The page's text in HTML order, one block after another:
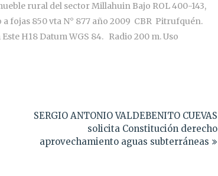
rural del sector Millahuin Bajo ROL 400-143,
fojas 850 vta N° 877 año 2009 CBR Pitrufquén.
H18 Datum WGS 84. Radio 200 m. Uso
SERGIO ANTONIO VALDEBENITO CUEVAS
solicita Constitución derecho
aprovechamiento aguas subterráneas